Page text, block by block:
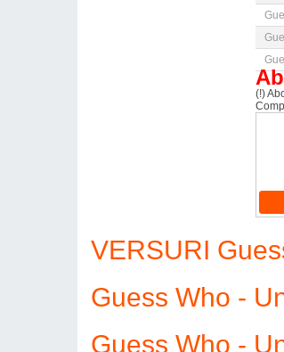
(!)
VERSURI
Guess Who -
Guess Who -